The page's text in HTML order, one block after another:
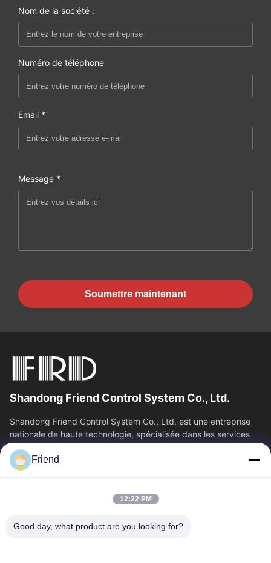
Nom de la société :
Numéro de téléphone
Email *
Message *
Soumettre maintenant
Shandong Friend Control System Co., Ltd.
Shandong Friend Control System Co., Ltd. est une entreprise
nationale de haute technologie, spécialisée dans les services
de R&D en...
Liens Rapides
A Propos De Nous
Visite D'usine
Contrôle De La Qualité
Friend
12:22 PM
Good day, what product are you looking for?